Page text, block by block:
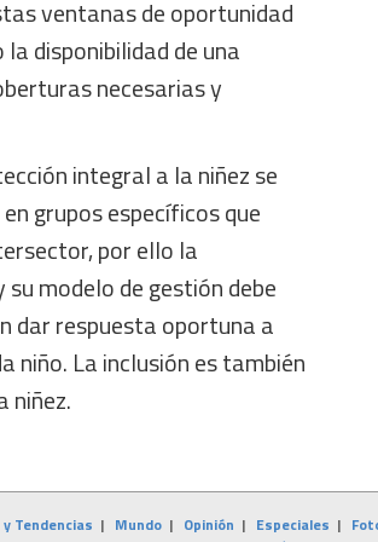
ventanas de oportunidad
disponibilidad de una
necesarias y
integral a la niñez se
grupos específicos que
por ello la
modelo de gestión debe
dar respuesta oportuna a
niño. La inclusión es también
niñez.
Tendencias | Mundo| Opinión | Especiales |